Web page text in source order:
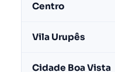
por
Centro
Vila Urupês
Cidade Boa Vista